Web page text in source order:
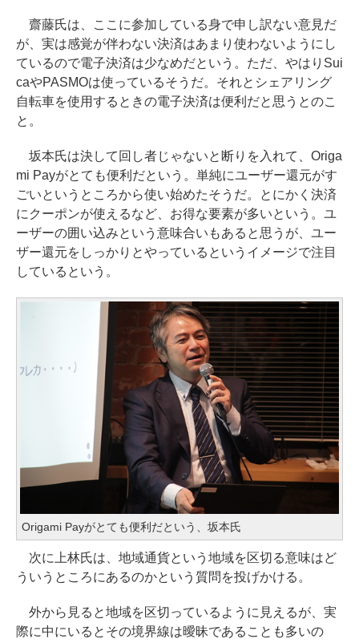
齋藤氏は、ここに参加している身で申し訳ない意見だ
が、実は感覚が伴わない決済はあまり使わないようにし
ているので電子決済は少なめだという。ただ、やはりSui
caやPASMOは使っているそうだ。それとシェアリング
自転車を使用するときの電子決済は便利だと思うとのこ
と。
坂本氏は決して回し者じゃないと断りを入れて、Origa
mi Payがとても便利だという。単純にユーザー還元がす
ごいというところから使い始めたそうだ。とにかく決済
にクーポンが使えるなど、お得な要素が多いという。ユ
ーザーの囲い込みという意味合いもあると思うが、ユー
ザー還元をしっかりとやっているというイメージで注目
しているという。
Origami Payがとても便利だという、坂本氏
次に上林氏は、地域通貨という地域を区切る意味はど
ういうところにあるのかという質問を投げかける。
外から見ると地域を区切っているように見えるが、実
際に中にいるとその境界線は曖昧であることも多いの